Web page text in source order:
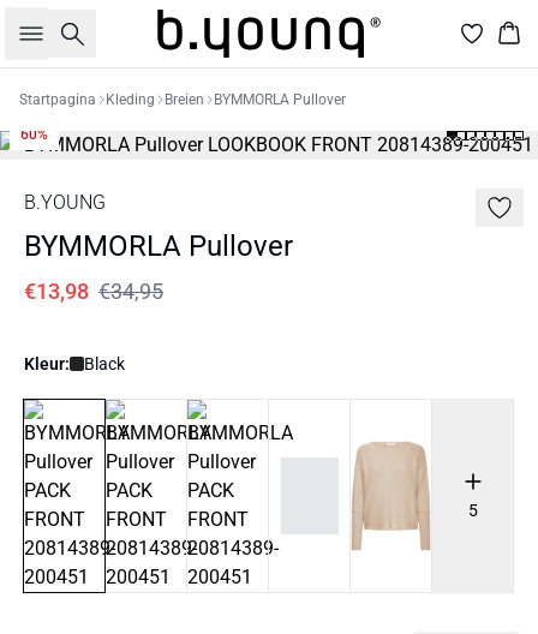
Zoeken
Startpagina Kleding Breien BYMMORLA Pullover
60%
B.YOUNG
BYMMORLA Pullover
€13,98 €34,95
Kleur: Black
5